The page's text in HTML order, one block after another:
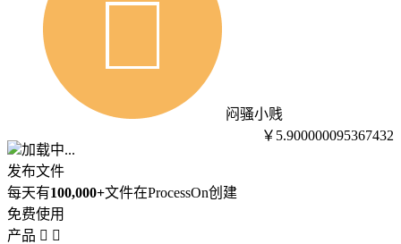
闷骚小贱
￥5.900000095367432
加载中...
发布文件
每天有100,000+文件在ProcessOn创建
免费使用
产品  